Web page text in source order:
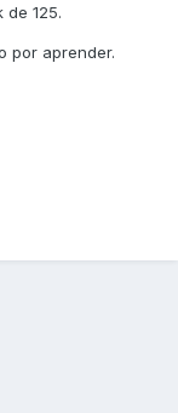
125.
por aprender.